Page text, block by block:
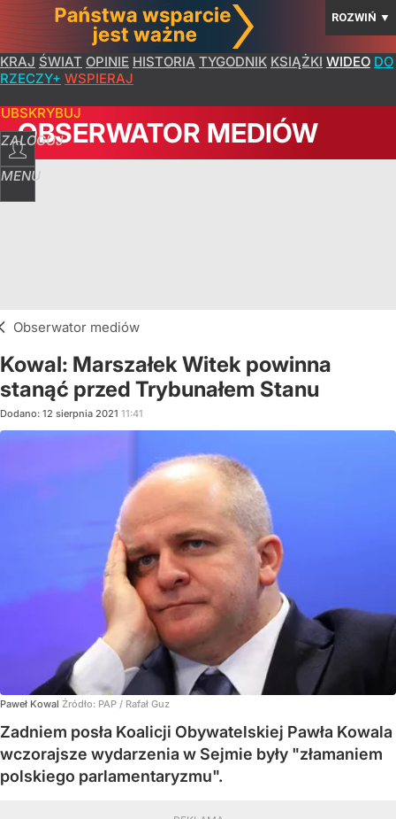
ROZWIŃ ▼
KRAJ ŚWIAT OPINIE HISTORIA TYGODNIK KSIĄŻKI WIDEO DO
RZECZY+ WSPIERAJ
ZALOGUJ
MENU
OBSERWATOR MEDIÓW
Obserwator mediów
Kowal: Marszałek Witek powinna
stanąć przed Trybunałem Stanu
Dodano: 12 sierpnia 2021 11:41
Paweł Kowal Źródło: PAP / Rafał Guz
Zadniem posła Koalicji Obywatelskiej Pawła Kowala
wczorajsze wydarzenia w Sejmie były "złamaniem
polskiego parlamentaryzmu".